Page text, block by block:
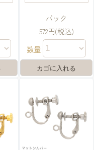
パック
572円(税込)
数量